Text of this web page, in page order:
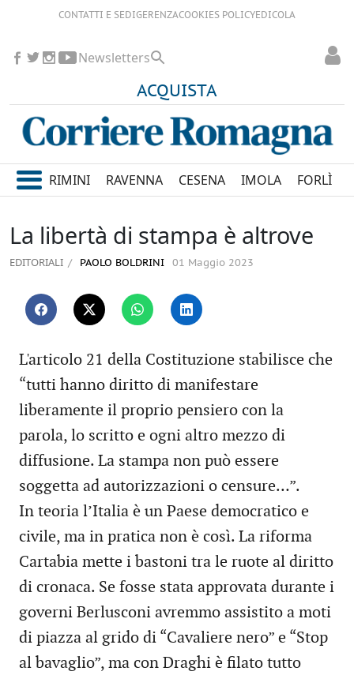
CONTATTI E SEDIGERENZACOOKIES POLICYEDICOLA
ACQUISTA
Newsletters
RIMINI RAVENNA CESENA IMOLA FORLÌ
La libertà di stampa è altrove
EDITORIALI PAOLO BOLDRINI 01 Maggio 2023
L'articolo 21 della Costituzione stabilisce che
“tutti hanno diritto di manifestare
liberamente il proprio pensiero con la
parola, lo scritto e ogni altro mezzo di
diffusione. La stampa non può essere
soggetta ad autorizzazioni o censure…”.
In teoria l’Italia è un Paese democratico e
civile, ma in pratica non è così. La riforma
Cartabia mette i bastoni tra le ruote al diritto
di cronaca. Se fosse stata approvata durante i
governi Berlusconi avremmo assistito a moti
di piazza al grido di “Cavaliere nero” e “Stop
al bavaglio”, ma con Draghi è filato tutto